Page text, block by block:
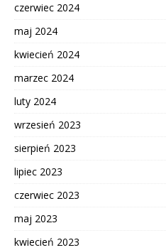
czerwiec 2024
maj 2024
kwiecień 2024
marzec 2024
luty 2024
wrzesień 2023
sierpień 2023
lipiec 2023
czerwiec 2023
maj 2023
kwiecień 2023